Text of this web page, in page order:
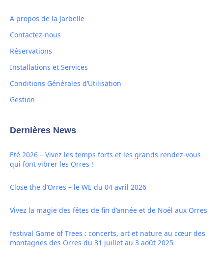
A propos de la Jarbelle
Contactez-nous
Réservations
Installations et Services
Conditions Générales d’Utilisation
Gestion
Dernières News
Eté 2026 – Vivez les temps forts et les grands rendez-vous
qui font vibrer les Orres !
Close the d’Orres – le WE du 04 avril 2026
Vivez la magie des fêtes de fin d’année et de Noël aux Orres
festival Game of Trees : concerts, art et nature au cœur des
montagnes des Orres du 31 juillet au 3 août 2025